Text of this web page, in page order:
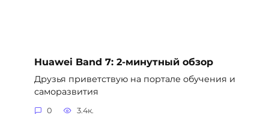
Huawei Band 7: 2-минутный обзор
Друзья приветствую на портале обучения и
саморазвития
0 3.4к.